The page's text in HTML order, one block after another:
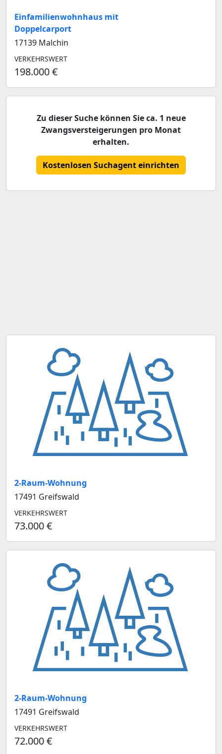
Einfamilienwohnhaus mit
Doppelcarport
17139 Malchin
VERKEHRSWERT
198.000 €
Zu dieser Suche können Sie ca. 1 neue
Zwangsversteigerungen pro Monat
erhalten.
Kostenlosen Suchagent einrichten
2-Raum-Wohnung
17491 Greifswald
VERKEHRSWERT
73.000 €
2-Raum-Wohnung
17491 Greifswald
VERKEHRSWERT
72.000 €